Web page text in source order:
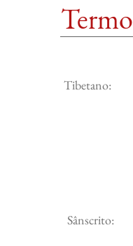
Termo
Tibetano:
Sânscrito: